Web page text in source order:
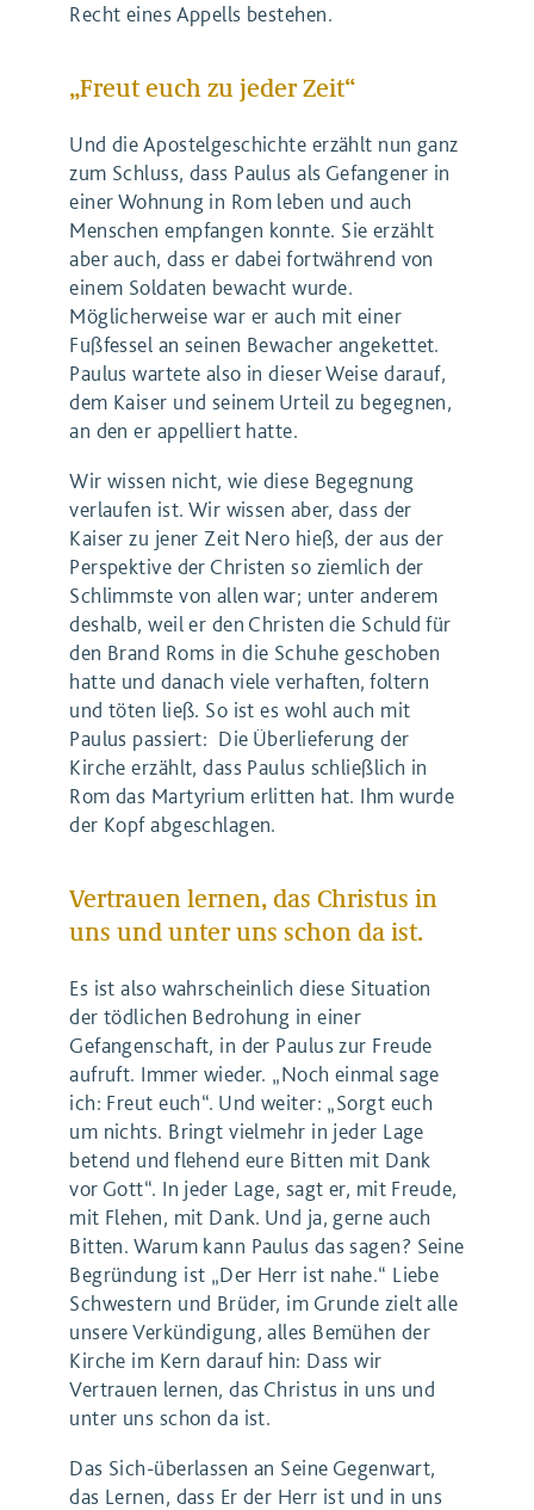
Recht eines Appells bestehen.
„Freut euch zu jeder Zeit“
Und die Apostelgeschichte erzählt nun ganz
zum Schluss, dass Paulus als Gefangener in
einer Wohnung in Rom leben und auch
Menschen empfangen konnte. Sie erzählt
aber auch, dass er dabei fortwährend von
einem Soldaten bewacht wurde.
Möglicherweise war er auch mit einer
Fußfessel an seinen Bewacher angekettet.
Paulus wartete also in dieser Weise darauf,
dem Kaiser und seinem Urteil zu begegnen,
an den er appelliert hatte.
Wir wissen nicht, wie diese Begegnung
verlaufen ist. Wir wissen aber, dass der
Kaiser zu jener Zeit Nero hieß, der aus der
Perspektive der Christen so ziemlich der
Schlimmste von allen war; unter anderem
deshalb, weil er den Christen die Schuld für
den Brand Roms in die Schuhe geschoben
hatte und danach viele verhaften, foltern
und töten ließ. So ist es wohl auch mit
Paulus passiert: Die Überlieferung der
Kirche erzählt, dass Paulus schließlich in
Rom das Martyrium erlitten hat. Ihm wurde
der Kopf abgeschlagen.
Vertrauen lernen, das Christus in
uns und unter uns schon da ist.
Es ist also wahrscheinlich diese Situation
der tödlichen Bedrohung in einer
Gefangenschaft, in der Paulus zur Freude
aufruft. Immer wieder. „Noch einmal sage
ich: Freut euch“. Und weiter: „Sorgt euch
um nichts. Bringt vielmehr in jeder Lage
betend und flehend eure Bitten mit Dank
vor Gott“. In jeder Lage, sagt er, mit Freude,
mit Flehen, mit Dank. Und ja, gerne auch
Bitten. Warum kann Paulus das sagen? Seine
Begründung ist „Der Herr ist nahe.“ Liebe
Schwestern und Brüder, im Grunde zielt alle
unsere Verkündigung, alles Bemühen der
Kirche im Kern darauf hin: Dass wir
Vertrauen lernen, das Christus in uns und
unter uns schon da ist.
Das Sich-überlassen an Seine Gegenwart,
das Lernen, dass Er der Herr ist und in uns